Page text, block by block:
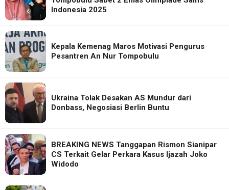
Indonesia 2025
Kepala Kemenag Maros Motivasi Pengurus
Pesantren An Nur Tompobulu
Ukraina Tolak Desakan AS Mundur dari
Donbass, Negosiasi Berlin Buntu
BREAKING NEWS Tanggapan Rismon Sianipar
CS Terkait Gelar Perkara Kasus Ijazah Joko
Widodo